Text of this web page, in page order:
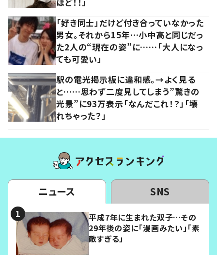
「好き同士」だけど付き合っていなかった
男女。それから15年…小中高と同じだっ
た2人の“現在の姿”に……「大人になっ
ても可愛い」
駅の電光掲示板に違和感。→よく見る
と……思わず二度見してしまう”驚きの
光景”に93万表示「なんだこれ！？」「壊
れちゃった？」
ニュース SNS
平成7年に生まれた双子…その
29年後の姿に「漫画みたい」「素
敵すぎる」